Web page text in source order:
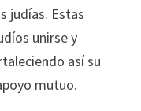
judías. Estas
unirse y
así su
mutuo.